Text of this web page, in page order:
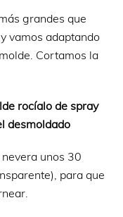
grandes que
vamos adaptando
Cortamos la
rocíalo de spray
desmoldado
unos 30
para que